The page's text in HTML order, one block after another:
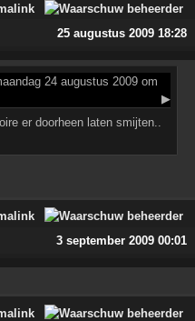
25 augustus 2009 18:28
24 augustus 2009 om
▶
er doorheen laten smijten..
3 september 2009 00:01